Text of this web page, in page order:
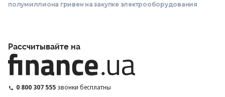
полумиллиона гривен на закупке электрооборудования
Рассчитывайте на
0 800 307 555 звонки бесплатны